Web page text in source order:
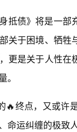
抵债》将是一
关于困境、牺
更是关于人性
。
🔥终点，又或
命运纠缠的极致